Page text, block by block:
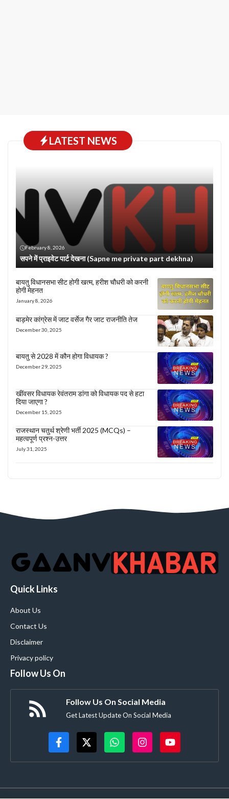
LATEST NEWS
February 8, 2026
सपने में प्राइवेट पार्ट देखना (Sapne me private part dekhna)
बायतु विधानसभा सीट होगी खत्म, हरीश चौधरी को करनी
होगी मेहनत
January 8, 2026
बाड़मेर कांग्रेस में जाट वर्सेज गैर जाट राजनीति तेज
December 30, 2025
बायतु से 2028 में कौन होगा विधायक ?
December 29, 2025
खींवसर विधायक रेवंतराम डांगा को विधायक पद से हटा
दिया जाएगा ?
December 15, 2025
राजस्थान चतुर्थ श्रेणी भर्ती 2025 (MCQs) –
महत्वपूर्ण प्रश्न-उत्तर
July 31, 2025
Quick Links
About Us
Contact Us
Disclaimer
Privacy policy
Follow Us On
Follow Us On Social Media
Get Latest Update On Social Media